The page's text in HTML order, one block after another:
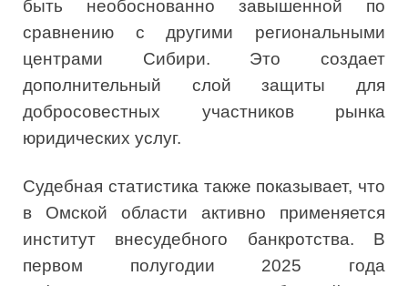
быть необоснованно завышенной по
сравнению с другими региональными
центрами Сибири. Это создает
дополнительный слой защиты для
добросовестных участников рынка
юридических услуг.
Судебная статистика также показывает, что
в Омской области активно применяется
институт внесудебного банкротства. В
первом полугодии 2025 года